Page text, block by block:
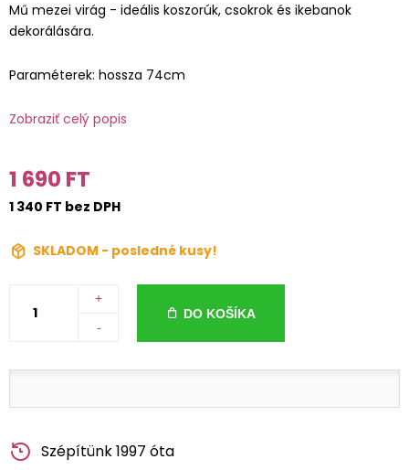
Mű mezei virág - ideális koszorúk, csokrok és ikebanok
dekorálására.
Paraméterek: hossza 74cm
Zobraziť celý popis
1 690 FT
1 340 FT bez DPH
SKLADOM - posledné kusy!
+
-
DO KOŠÍKA
Szépítünk 1997 óta